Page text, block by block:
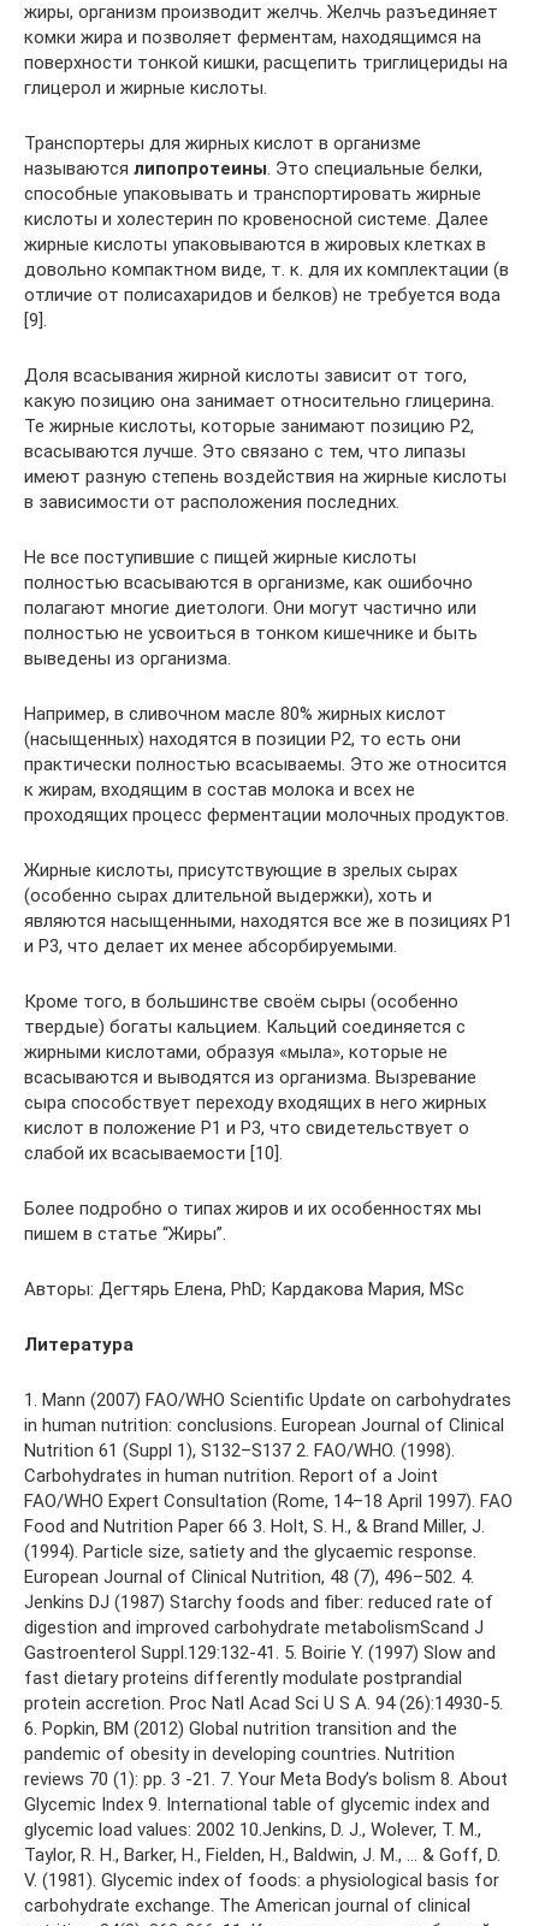
жиры, организм производит желчь. Желчь разъединяет
комки жира и позволяет ферментам, находящимся на
поверхности тонкой кишки, расщепить триглицериды на
глицерол и жирные кислоты.
Транспортеры для жирных кислот в организме
называются липопротеины. Это специальные белки,
способные упаковывать и транспортировать жирные
кислоты и холестерин по кровеносной системе. Далее
жирные кислоты упаковываются в жировых клетках в
довольно компактном виде, т. к. для их комплектации (в
отличие от полисахаридов и белков) не требуется вода
[9].
Доля всасывания жирной кислоты зависит от того,
какую позицию она занимает относительно глицерина.
Те жирные кислоты, которые занимают позицию Р2,
всасываются лучше. Это связано с тем, что липазы
имеют разную степень воздействия на жирные кислоты
в зависимости от расположения последних.
Не все поступившие с пищей жирные кислоты
полностью всасываются в организме, как ошибочно
полагают многие диетологи. Они могут частично или
полностью не усвоиться в тонком кишечнике и быть
выведены из организма.
Например, в сливочном масле 80% жирных кислот
(насыщенных) находятся в позиции Р2, то есть они
практически полностью всасываемы. Это же относится
к жирам, входящим в состав молока и всех не
проходящих процесс ферментации молочных продуктов.
Жирные кислоты, присутствующие в зрелых сырах
(особенно сырах длительной выдержки), хоть и
являются насыщенными, находятся все же в позициях Р1
и Р3, что делает их менее абсорбируемыми.
Кроме того, в большинстве своём сыры (особенно
твердые) богаты кальцием. Кальций соединяется с
жирными кислотами, образуя «мыла», которые не
всасываются и выводятся из организма. Вызревание
сыра способствует переходу входящих в него жирных
кислот в положение P1 и P3, что свидетельствует о
слабой их всасываемости [10].
Более подробно о типах жиров и их особенностях мы
пишем в статье “Жиры”.
Авторы: Дегтярь Елена, PhD; Кардакова Мария, MSc
Литература
1. Mann (2007) FAO/WHO Scientific Update on carbohydrates
in human nutrition: conclusions. European Journal of Clinical
Nutrition 61 (Suppl 1), S132–S137 2. FAO/WHO. (1998).
Carbohydrates in human nutrition. Report of a Joint
FAO/WHO Expert Consultation (Rome, 14–18 April 1997). FAO
Food and Nutrition Paper 66 3. Holt, S. H., & Brand Miller, J.
(1994). Particle size, satiety and the glycaemic response.
European Journal of Clinical Nutrition, 48 (7), 496–502. 4.
Jenkins DJ (1987) Starchy foods and fiber: reduced rate of
digestion and improved carbohydrate metabolismScand J
Gastroenterol Suppl.129:132-41. 5. Boirie Y. (1997) Slow and
fast dietary proteins differently modulate postprandial
protein accretion. Proc Natl Acad Sci U S A. 94 (26):14930-5.
6. Popkin, BM (2012) Global nutrition transition and the
pandemic of obesity in developing countries. Nutrition
reviews 70 (1): pp. 3 -21. 7. Your Meta Body’s bolism 8. About
Glycemic Index 9. International table of glycemic index and
glycemic load values: 2002 10.Jenkins, D. J., Wolever, T. M.,
Taylor, R. H., Barker, H., Fielden, H., Baldwin, J. M., … & Goff, D.
V. (1981). Glycemic index of foods: a physiological basis for
carbohydrate exchange. The American journal of clinical